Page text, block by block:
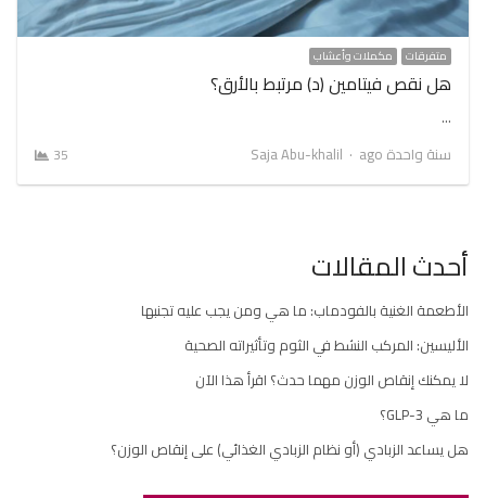
متفرقات مكملات وأعشاب
هل نقص فيتامين (د) مرتبط بالأرق؟
…
سنة واحدة ago
Author
Saja Abu-khalil
35
أحدث المقالات
الأطعمة الغنية بالفودماب: ما هي ومن يجب عليه تجنبها
الأليسين: المركب النشط في الثوم وتأثيراته الصحية
لا يمكنك إنقاص الوزن مهما حدث؟ اقرأ هذا الآن
ما هي GLP-3؟
هل يساعد الزبادي (أو نظام الزبادي الغذائي) على إنقاص الوزن؟